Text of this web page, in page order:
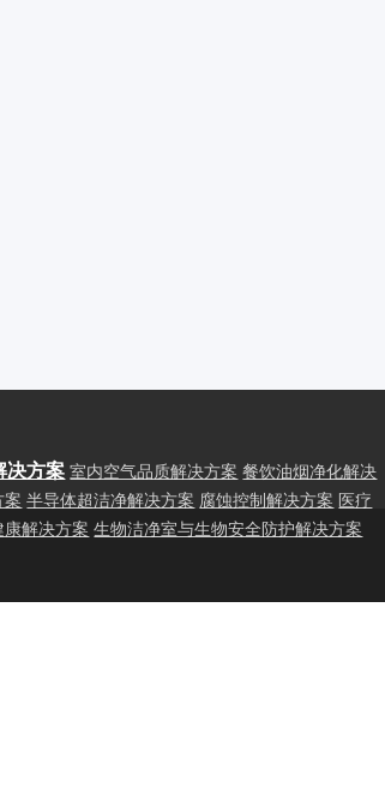
决方案 室内空气品质解决方案 餐饮油烟净化解决
案 半导体超洁净解决方案 腐蚀控制解决方案 医疗
康解决方案 生物洁净室与生物安全防护解决方案